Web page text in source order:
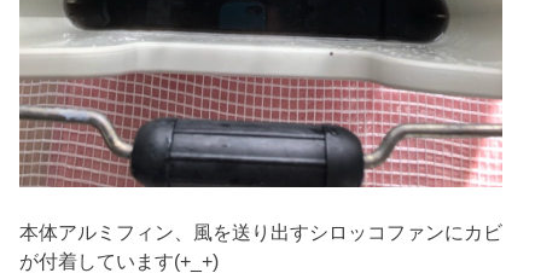
本体アルミフィン、風を送り出すシロッコファンにカビ
が付着しています(+_+)